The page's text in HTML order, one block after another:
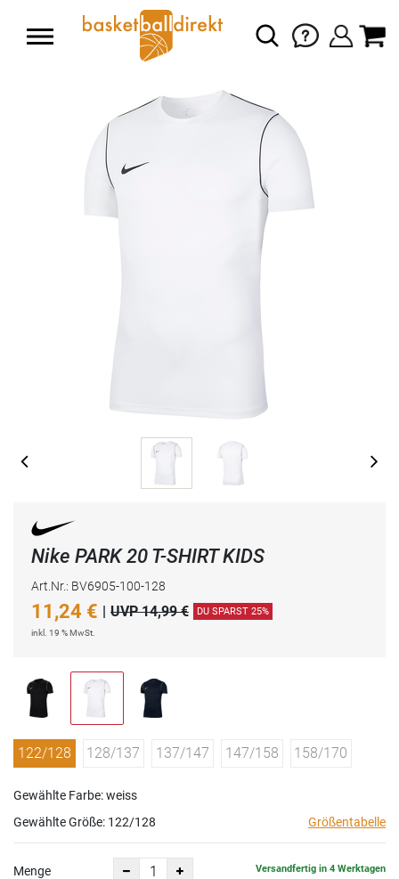
Nike PARK 20 T-SHIRT KIDS
Art.Nr.: BV6905-100-128
11,24 € | UVP 14,99 € DU SPARST 25%
inkl. 19 % MwSt.
122/128 128/137 137/147 147/158 158/170
Gewählte Farbe: weiss
Gewählte Größe: 122/128 Größentabelle
Menge Versandfertig in 4 Werktagen